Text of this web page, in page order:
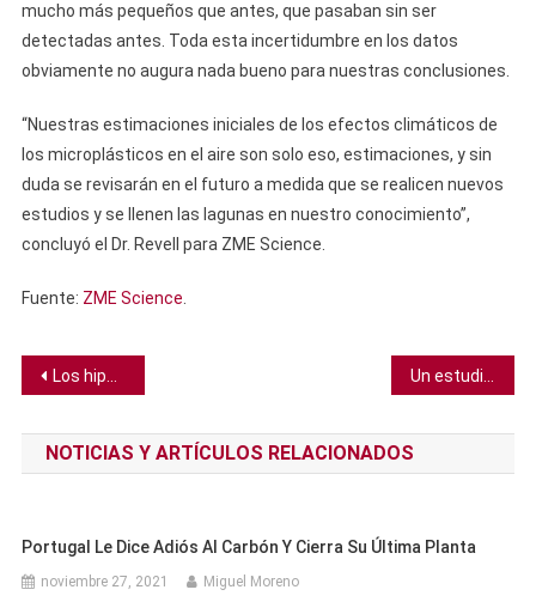
mucho más pequeños que antes, que pasaban sin ser
detectadas antes. Toda esta incertidumbre en los datos
obviamente no augura nada bueno para nuestras conclusiones.
“Nuestras estimaciones iniciales de los efectos climáticos de
los microplásticos en el aire son solo eso, estimaciones, y sin
duda se revisarán en el futuro a medida que se realicen nuevos
estudios y se llenen las lagunas en nuestro conocimiento”,
concluyó el Dr. Revell para ZME Science.
Fuente: ZME Science
Navegación
de
entradas
Los hipopótamos de Pablo Escobar son estirilizados para controlar su población
NOTICIAS Y ARTÍCULOS RELACIONADOS
Portugal Le Dice Adiós Al Carbón Y Cierra Su Última Planta
noviembre 27, 2021 Miguel Moreno